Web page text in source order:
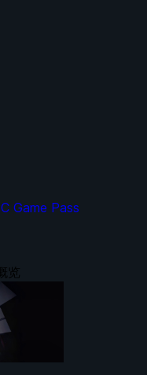
览
Game Pass